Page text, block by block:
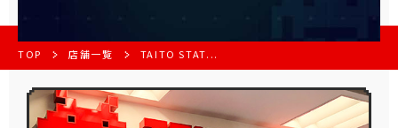
TOP 店舗一覧 TAITO STAT...